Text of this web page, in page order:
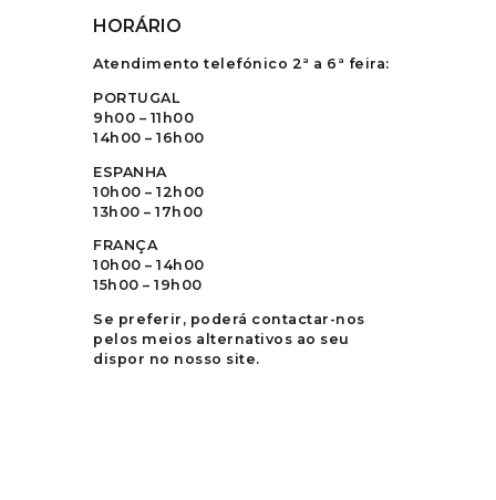
HORÁRIO
Atendimento telefónico 2ª a 6ª feira:
PORTUGAL
9h00 – 11h00
14h00 – 16h00
ESPANHA
10h00 – 12h00
13h00 – 17h00
FRANÇA
10h00 – 14h00
15h00 – 19h00
Se preferir, poderá contactar-nos
pelos meios alternativos ao seu
dispor no nosso site.